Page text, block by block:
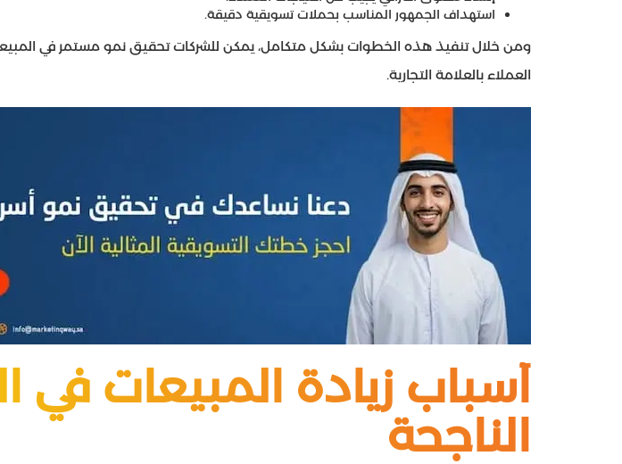
استهداف الجمهور المناسب بحملات تسويقية دقيقة.
ومن خلال تنفيذ هذه الخطوات بشكل متكامل، يمكن للشركات تحقيق نمو مستمر في
العملاء بالعلامة التجارية.
أسباب زيادة المبيعات في
الناجحة